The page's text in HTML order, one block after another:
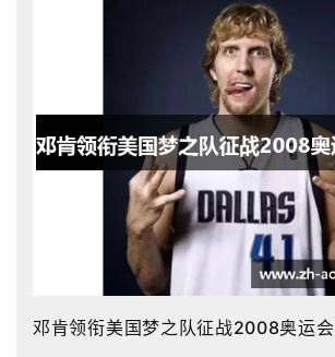
邓肯领衔美国梦之队征战2008奥运